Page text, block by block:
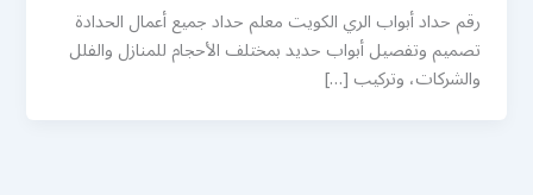
رقم حداد أبواب الري الكويت معلم حداد جميع أعمال الحدادة
تصميم وتفصيل أبواب حديد بمختلف الأحجام للمنازل والفلل
والشركات، وتركيب […]